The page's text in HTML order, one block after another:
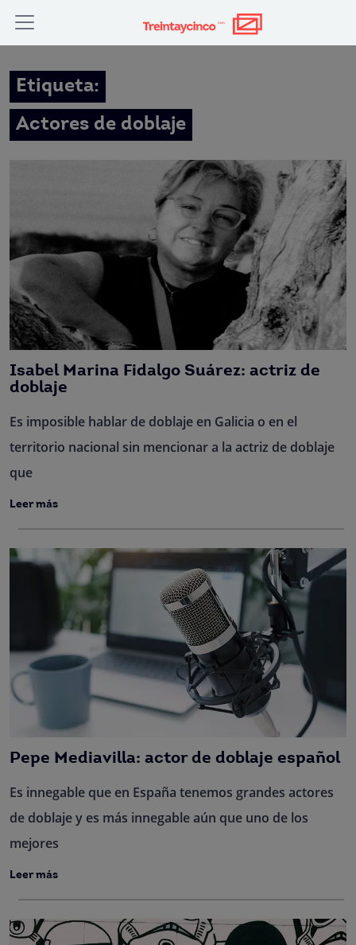
Etiqueta:
Actores de doblaje
Isabel Marina Fidalgo Suárez: actriz de
doblaje
Es imposible hablar de doblaje en Galicia o en el
territorio nacional sin mencionar a la actriz de doblaje
que
Leer más
Pepe Mediavilla: actor de doblaje español
Es innegable que en España tenemos grandes actores
de doblaje y es más innegable aún que uno de los
mejores
Leer más